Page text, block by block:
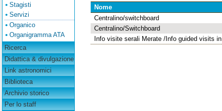
Stagisti
Servizi
Organico
Organigramma ATA
Ricerca
Didattica & divulgazione
Link astronomici
Biblioteca
Archivio storico
Per lo staff
Nome
Centralino/switchboard
Centralino/Switchboard
Info visite serali Merate /Info guided visits